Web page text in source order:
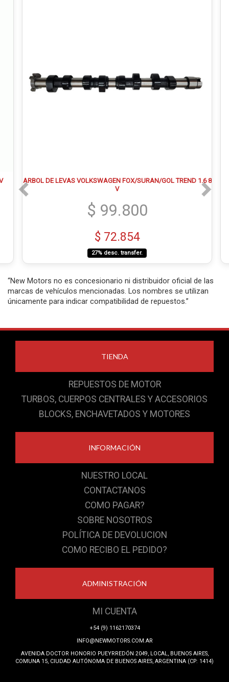
ARBOL DE LEVAS VOLKSWAGEN FOX/SURAN/GOL TREND 1.6 8
V
$ 99.800
$ 72.854
27% desc. transfer.
“New Motors no es concesionario ni distribuidor oficial de las
marcas de vehículos mencionadas. Los nombres se utilizan
únicamente para indicar compatibilidad de repuestos.”
TIENDA
REPUESTOS DE MOTOR
TURBOS, CUERPOS CENTRALES Y ACCESORIOS
BLOCKS, ENCHAVETADOS Y MOTORES
INFORMACIÓN
NUESTRO LOCAL
CONTACTANOS
COMO PAGAR?
SOBRE NOSOTROS
POLÍTICA DE DEVOLUCION
COMO RECIBO EL PEDIDO?
ADMINISTRACIÓN
MI CUENTA
+54 (9) 1162170374
INFO@NEWMOTORS.COM.AR
AVENIDA DOCTOR HONORIO PUEYRREDÓN 2049, LOCAL, BUENOS AIRES,
COMUNA 15, CIUDAD AUTÓNOMA DE BUENOS AIRES, ARGENTINA (CP: 1414)